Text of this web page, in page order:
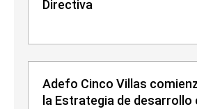
Directiva
Adefo Cinco Villas
la Estrategia de desarrollo